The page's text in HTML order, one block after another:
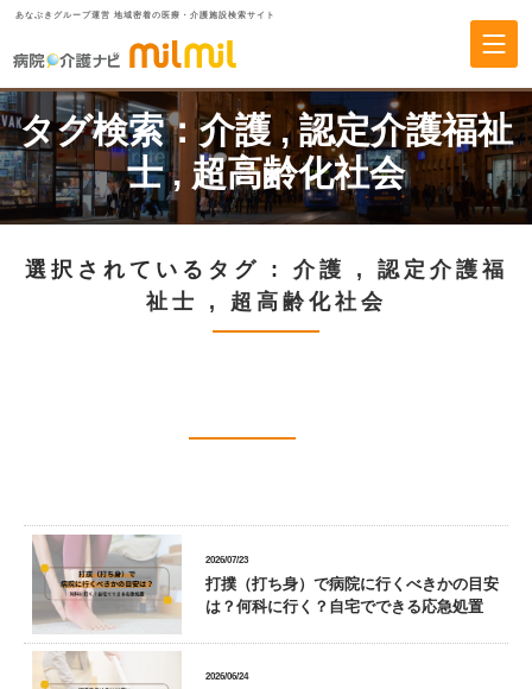
あなぶきグループ運営 地域密着の医療・介護施設検索サイト
タグ検索：介護,認定介護福祉
士, 超高齢化社会
選択されているタグ : 介護 , 認定介護福
祉士
, 超高齢化社会
2026/07/23
打撲（打ち身）で病院に行くべきかの目安
は？何科に行く？自宅でできる応急処置
2026/06/24